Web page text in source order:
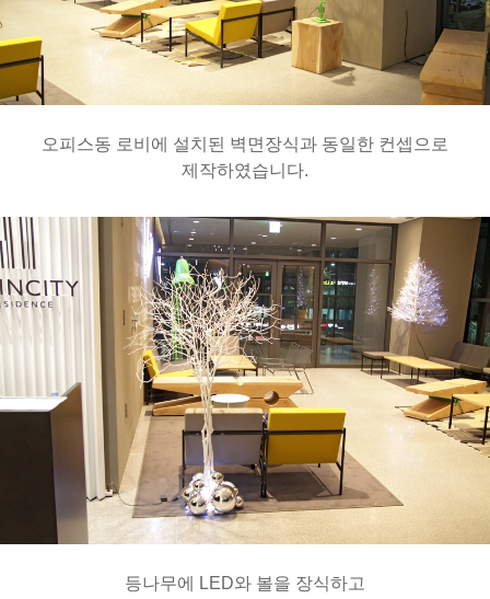
오피스동 로비에 설치된 벽면장식과 동일한 컨셉으로
제작하였습니다.
등나무에 LED와 볼을 장식하고